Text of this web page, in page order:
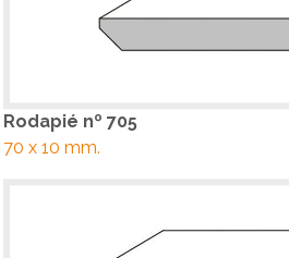
Rodapié nº 705
70 x 10 mm.